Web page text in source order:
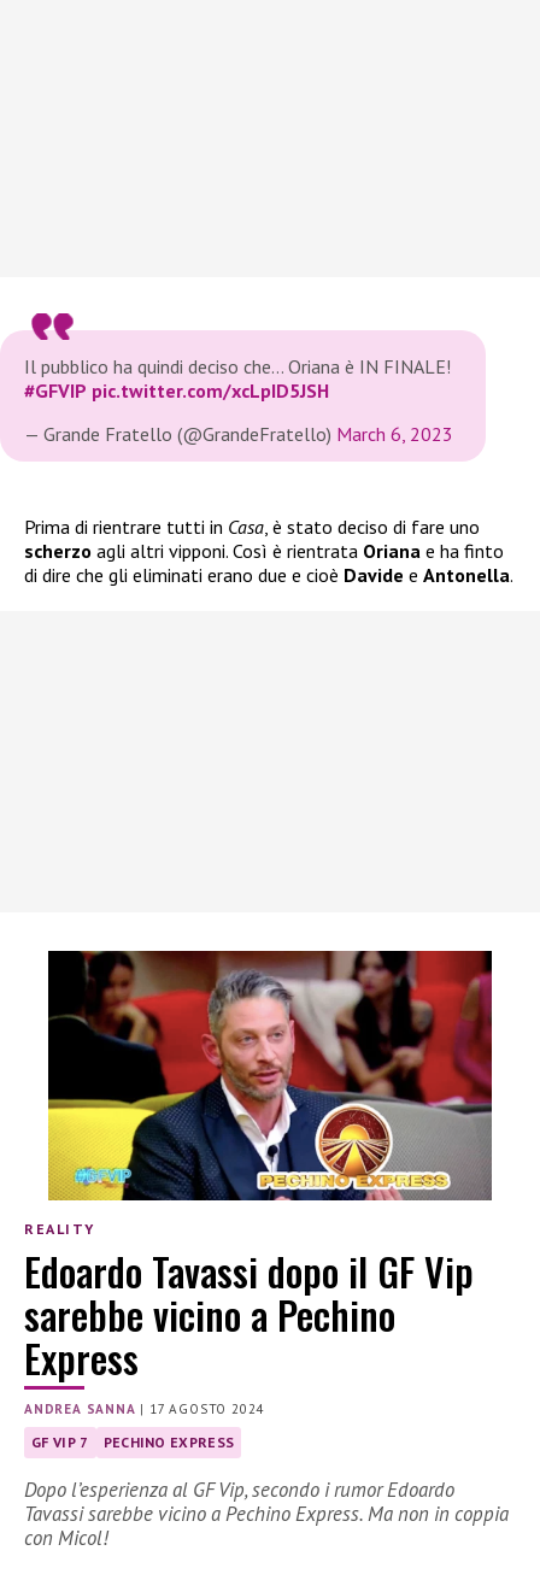
Il pubblico ha quindi deciso che… Oriana è IN FINALE!
#GFVIP pic.twitter.com/xcLpID5JSH
— Grande Fratello (@GrandeFratello) March 6, 2023
Prima di rientrare tutti in Casa, è stato deciso di fare uno
scherzo agli altri vipponi. Così è rientrata Oriana e ha finto
di dire che gli eliminati erano due e cioè Davide e Antonella.
REALITY
Edoardo Tavassi dopo il GF Vip
sarebbe vicino a Pechino
Express
ANDREA SANNA | 17 AGOSTO 2024
GF VIP 7 PECHINO EXPRESS
Dopo l’esperienza al GF Vip, secondo i rumor Edoardo
Tavassi sarebbe vicino a Pechino Express. Ma non in coppia
con Micol!